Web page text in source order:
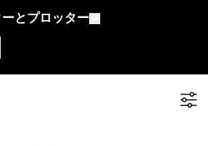
ーとプロッター
スパートに連絡
ルプロッター
ス